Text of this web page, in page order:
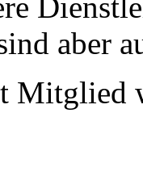
aber
Mitglied